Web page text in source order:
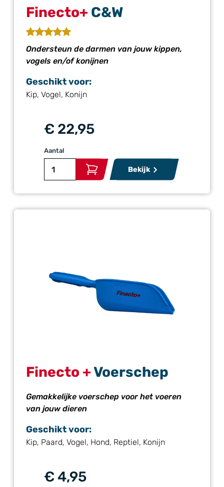
Finecto+ C&W
Ondersteun de darmen van jouw kippen,
vogels en/of konijnen
Geschikt voor:
Kip, Vogel, Konijn
€ 22,95
Aantal
Bekijk
Finecto +Voerschep
Gemakkelijke voerschep voor het voeren
van jouw dieren
Geschikt voor:
Kip, Paard, Vogel, Hond, Reptiel, Konijn
€ 4,95